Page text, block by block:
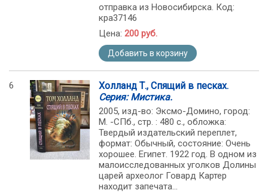
отправка из Новосибирска. Код:
кра37146
Цена: 200 руб.
Добавить в корзину
6
Холланд Т., Спящий в песках.
Серия: Мистика.
2005, изд-во: Эксмо-Домино, город:
М. -СПб., стр. : 480 с., обложка:
Твердый издательский переплет,
формат: Обычный, состояние: Очень
хорошее. Египет. 1922 год. В одном из
малоисследованных уголков Долины
царей археолог Говард Картер
находит запечата...